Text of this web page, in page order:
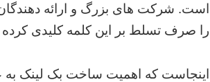
است. شرکت های بزرگ و ارائه دهندگان
را صرف تسلط بر این کلمه کلیدی کرده
اینجاست که اهمیت ساخت بک لینک به